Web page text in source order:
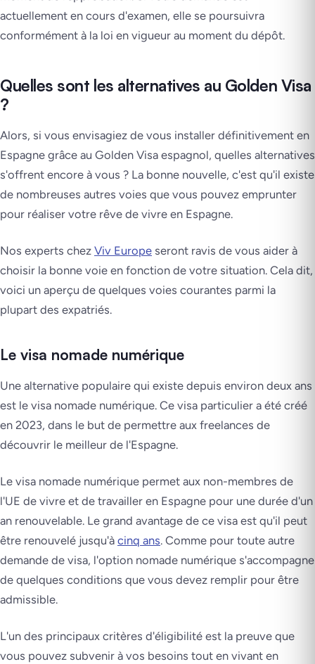
actuellement en cours d'examen, elle se poursuivra
conformément à la loi en vigueur au moment du dépôt.
Quelles sont les alternatives au Golden Visa
?
Alors, si vous envisagiez de vous installer définitivement en
Espagne grâce au Golden Visa espagnol, quelles alternatives
s'offrent encore à vous ? La bonne nouvelle, c'est qu'il existe
de nombreuses autres voies que vous pouvez emprunter
pour réaliser votre rêve de vivre en Espagne.
Nos experts chez Viv Europe seront ravis de vous aider à
choisir la bonne voie en fonction de votre situation. Cela dit,
voici un aperçu de quelques voies courantes parmi la
plupart des expatriés.
Le visa nomade numérique
Une alternative populaire qui existe depuis environ deux ans
est le visa nomade numérique. Ce visa particulier a été créé
en 2023, dans le but de permettre aux freelances de
découvrir le meilleur de l'Espagne.
Le visa nomade numérique permet aux non-membres de
l'UE de vivre et de travailler en Espagne pour une durée d'un
an renouvelable. Le grand avantage de ce visa est qu'il peut
être renouvelé jusqu'à cinq ans. Comme pour toute autre
demande de visa, l'option nomade numérique s'accompagne
de quelques conditions que vous devez remplir pour être
admissible.
L'un des principaux critères d'éligibilité est la preuve que
vous pouvez subvenir à vos besoins tout en vivant en